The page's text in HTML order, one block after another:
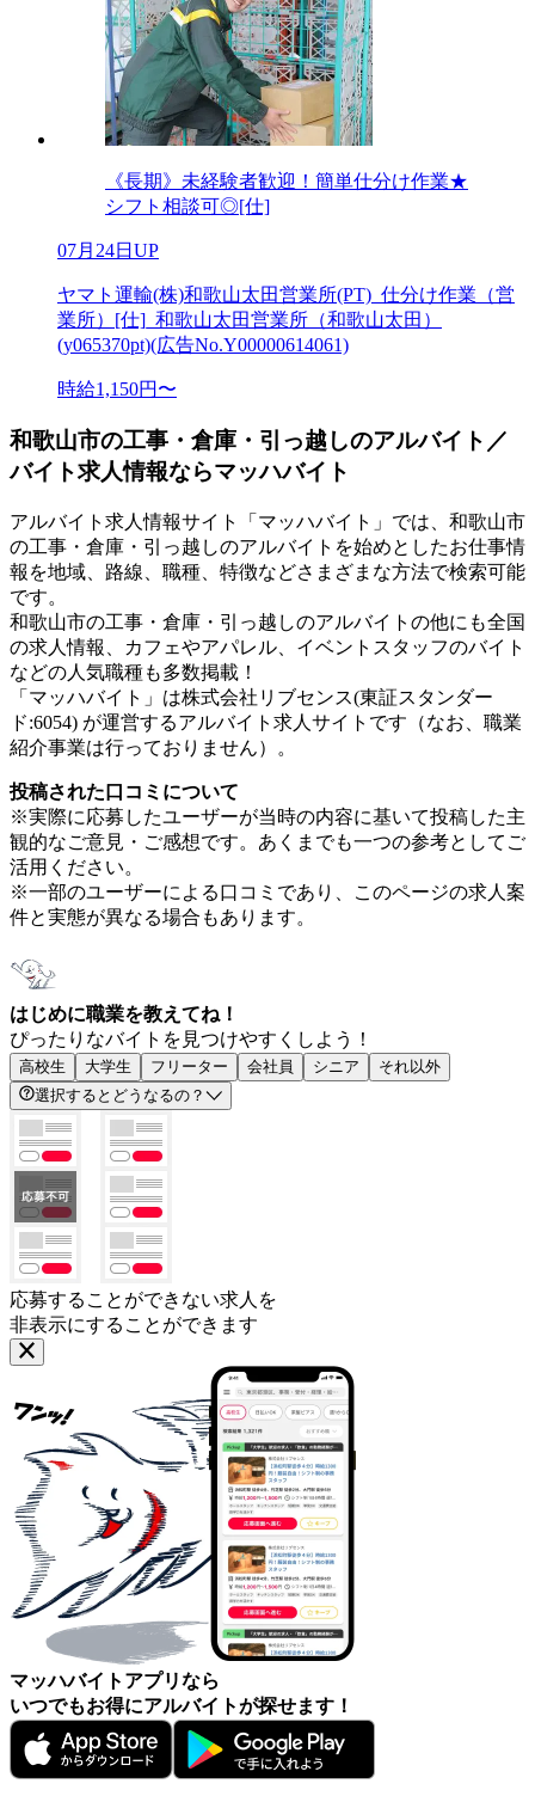
《長期》未経験者歓迎！簡単仕分け作業★
シフト相談可◎[仕]
07月24日UP
ヤマト運輸(株)和歌山太田営業所(PT)_仕分け作業（営
業所）[仕]_和歌山太田営業所（和歌山太田）
(y065370pt)(広告No.Y00000614061)
時給1,150円〜
和歌山市の工事・倉庫・引っ越しのアルバイト／
バイト求人情報ならマッハバイト
アルバイト求人情報サイト「マッハバイト」では、和歌山市
の工事・倉庫・引っ越しのアルバイトを始めとしたお仕事情
報を地域、路線、職種、特徴などさまざまな方法で検索可能
です。
和歌山市の工事・倉庫・引っ越しのアルバイトの他にも全国
の求人情報、カフェやアパレル、イベントスタッフのバイト
などの人気職種も多数掲載！
「マッハバイト」は株式会社リブセンス(東証スタンダー
ド:6054) が運営するアルバイト求人サイトです（なお、職業
紹介事業は行っておりません）。
投稿された口コミについて
※実際に応募したユーザーが当時の内容に基いて投稿した主
観的なご意見・ご感想です。あくまでも一つの参考としてご
活用ください。
※一部のユーザーによる口コミであり、このページの求人案
件と実態が異なる場合もあります。
はじめに職業を教えてね！
ぴったりなバイトを見つけやすくしよう！
高校生 大学生 フリーター 会社員 シニア
それ以外
選択するとどうなるの？
応募することができない求人を
非表示にすることができます
マッハバイトアプリなら
いつでもお得にアルバイトが探せます！